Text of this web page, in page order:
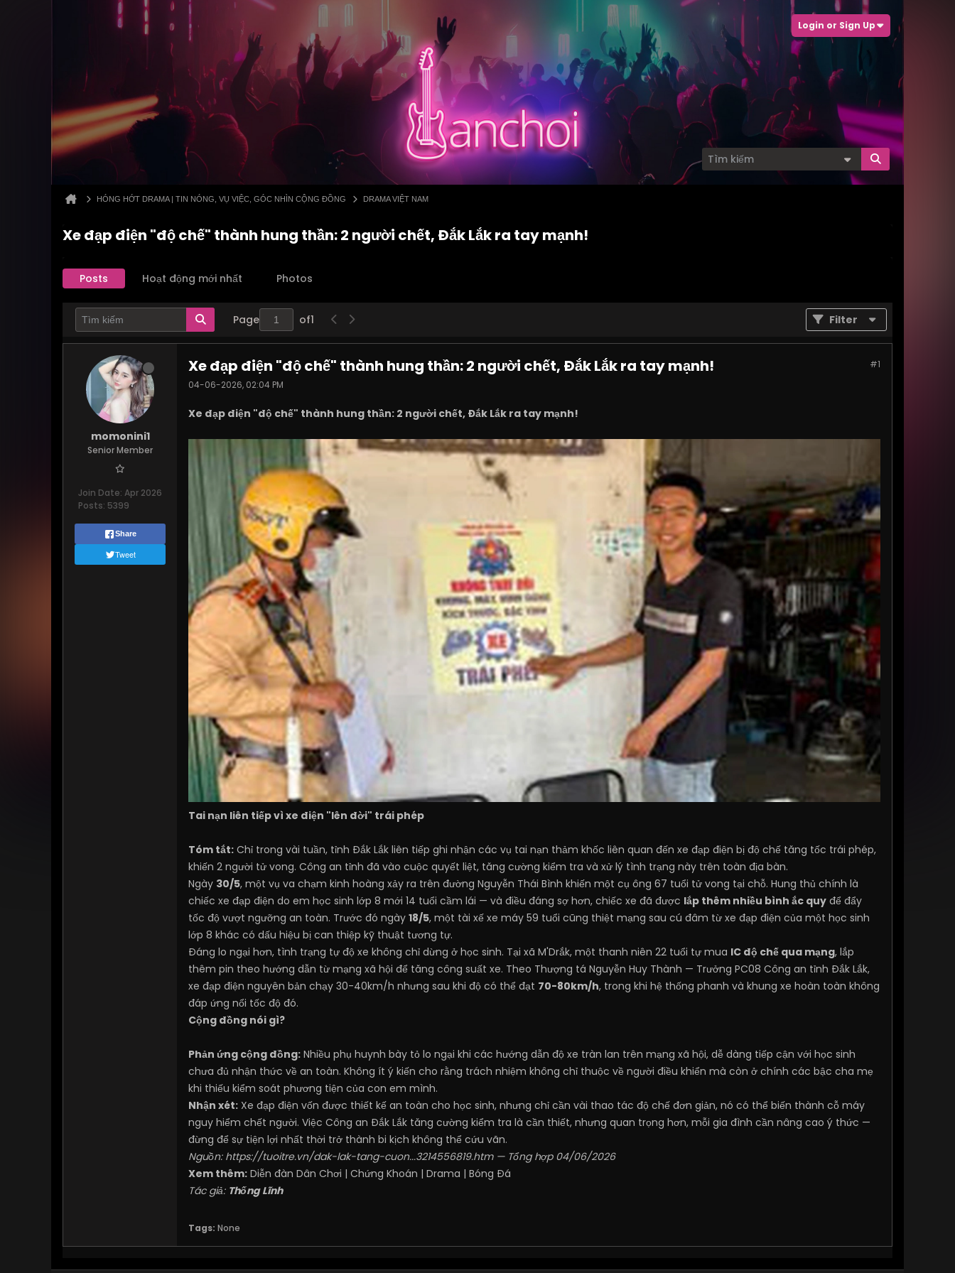
Login or Sign Up
HÓNG HỚT DRAMA | TIN NÓNG, VỤ VIỆC, GÓC NHÌN CỘNG ĐỒNG DRAMA VIỆT NAM
Xe đạp điện "độ chế" thành hung thần: 2 người chết, Đắk Lắk ra tay mạnh!
Posts Hoạt động mới nhất Photos
Page of1 Filter
momonini1
Senior Member
Join Date: Apr 2026
Posts: 5399
Share
Tweet
#1
Xe đạp điện "độ chế" thành hung thần: 2 người chết, Đắk Lắk ra tay mạnh!
04-06-2026, 02:04 PM
Xe đạp điện "độ chế" thành hung thần: 2 người chết, Đắk Lắk ra tay mạnh!
Tai nạn liên tiếp vì xe điện "lên đời" trái phép
Tóm tắt: Chỉ trong vài tuần, tỉnh Đắk Lắk liên tiếp ghi nhận các vụ tai nạn thảm khốc liên quan đến xe đạp điện bị độ chế tăng tốc trái phép,
khiến 2 người tử vong. Công an tỉnh đã vào cuộc quyết liệt, tăng cường kiểm tra và xử lý tình trạng này trên toàn địa bàn.
Ngày 30/5, một vụ va chạm kinh hoàng xảy ra trên đường Nguyễn Thái Bình khiến một cụ ông 67 tuổi tử vong tại chỗ. Hung thủ chính là
chiếc xe đạp điện do em học sinh lớp 8 mới 14 tuổi cầm lái — và điều đáng sợ hơn, chiếc xe đã được lắp thêm nhiều bình ắc quy để đẩy
tốc độ vượt ngưỡng an toàn. Trước đó ngày 18/5, một tài xế xe máy 59 tuổi cũng thiệt mạng sau cú đâm từ xe đạp điện của một học sinh
lớp 8 khác có dấu hiệu bị can thiệp kỹ thuật tương tự.
Đáng lo ngại hơn, tình trạng tự độ xe không chỉ dừng ở học sinh. Tại xã M'Drắk, một thanh niên 22 tuổi tự mua IC độ chế qua mạng, lắp
thêm pin theo hướng dẫn từ mạng xã hội để tăng công suất xe. Theo Thượng tá Nguyễn Huy Thành — Trưởng PC08 Công an tỉnh Đắk Lắk,
xe đạp điện nguyên bản chạy 30-40km/h nhưng sau khi độ có thể đạt 70-80km/h, trong khi hệ thống phanh và khung xe hoàn toàn không
đáp ứng nổi tốc độ đó.
Cộng đồng nói gì?
Phản ứng cộng đồng: Nhiều phụ huynh bày tỏ lo ngại khi các hướng dẫn độ xe tràn lan trên mạng xã hội, dễ dàng tiếp cận với học sinh
chưa đủ nhận thức về an toàn. Không ít ý kiến cho rằng trách nhiệm không chỉ thuộc về người điều khiển mà còn ở chính các bậc cha mẹ
khi thiếu kiểm soát phương tiện của con em mình.
Nhận xét: Xe đạp điện vốn được thiết kế an toàn cho học sinh, nhưng chỉ cần vài thao tác độ chế đơn giản, nó có thể biến thành cỗ máy
nguy hiểm chết người. Việc Công an Đắk Lắk tăng cường kiểm tra là cần thiết, nhưng quan trọng hơn, mỗi gia đình cần nâng cao ý thức —
đừng để sự tiện lợi nhất thời trở thành bi kịch không thể cứu vãn.
Nguồn: https://tuoitre.vn/dak-lak-tang-cuon...3214556819.htm— Tổng hợp 04/06/2026
Xem thêm: Diễn đàn Dân Chơi | Chứng Khoán | Drama | Bóng Đá
Tác giả: Thống Lĩnh
Tags: None